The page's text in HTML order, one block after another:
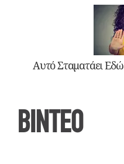
Αυτό Σταματάει Εδώ
ΒΙΝΤΕΟ